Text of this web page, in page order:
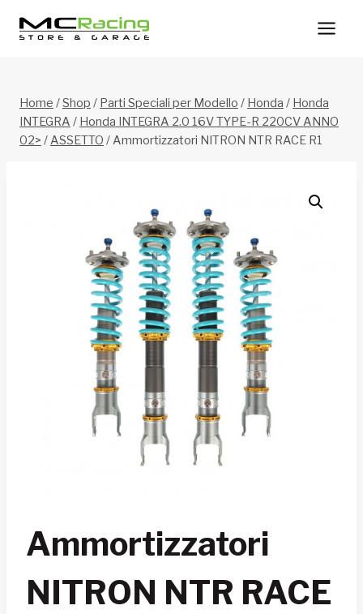
Home /Shop / Parti Speciali per Modello / Honda / Honda
INTEGRA / Honda INTEGRA 2.0 16V TYPE-R 220CV ANNO
02> /ASSETTO /Ammortizzatori NITRON NTR RACE R1
Ammortizzatori
NITRON NTR RACE